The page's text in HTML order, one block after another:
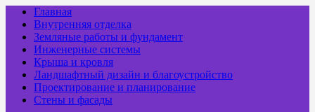
Главная
Внутренняя отделка
Земляные работы и фундамент
Инженерные системы
Крыша и кровля
Ландшафтный дизайн и благоустройство
Проектирование и планирование
Стены и фасады